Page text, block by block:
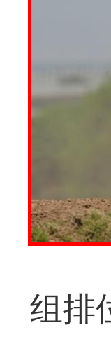
5
组排